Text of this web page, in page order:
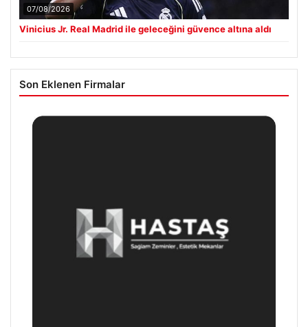
07/08/2026
Vinicius Jr. Real Madrid ile geleceğini güvence altına aldı
Son Eklenen Firmalar